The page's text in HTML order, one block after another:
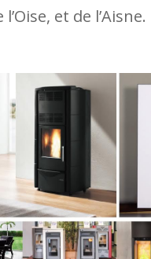
et de l’Aisne.